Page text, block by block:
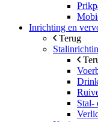
Inrichting en
Terug
Stal-